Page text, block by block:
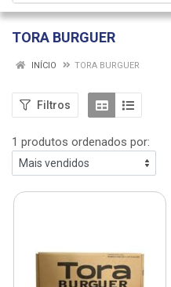
TORA BURGUER
INÍCIO TORA BURGUER
Filtros
1 produtos ordenados por: